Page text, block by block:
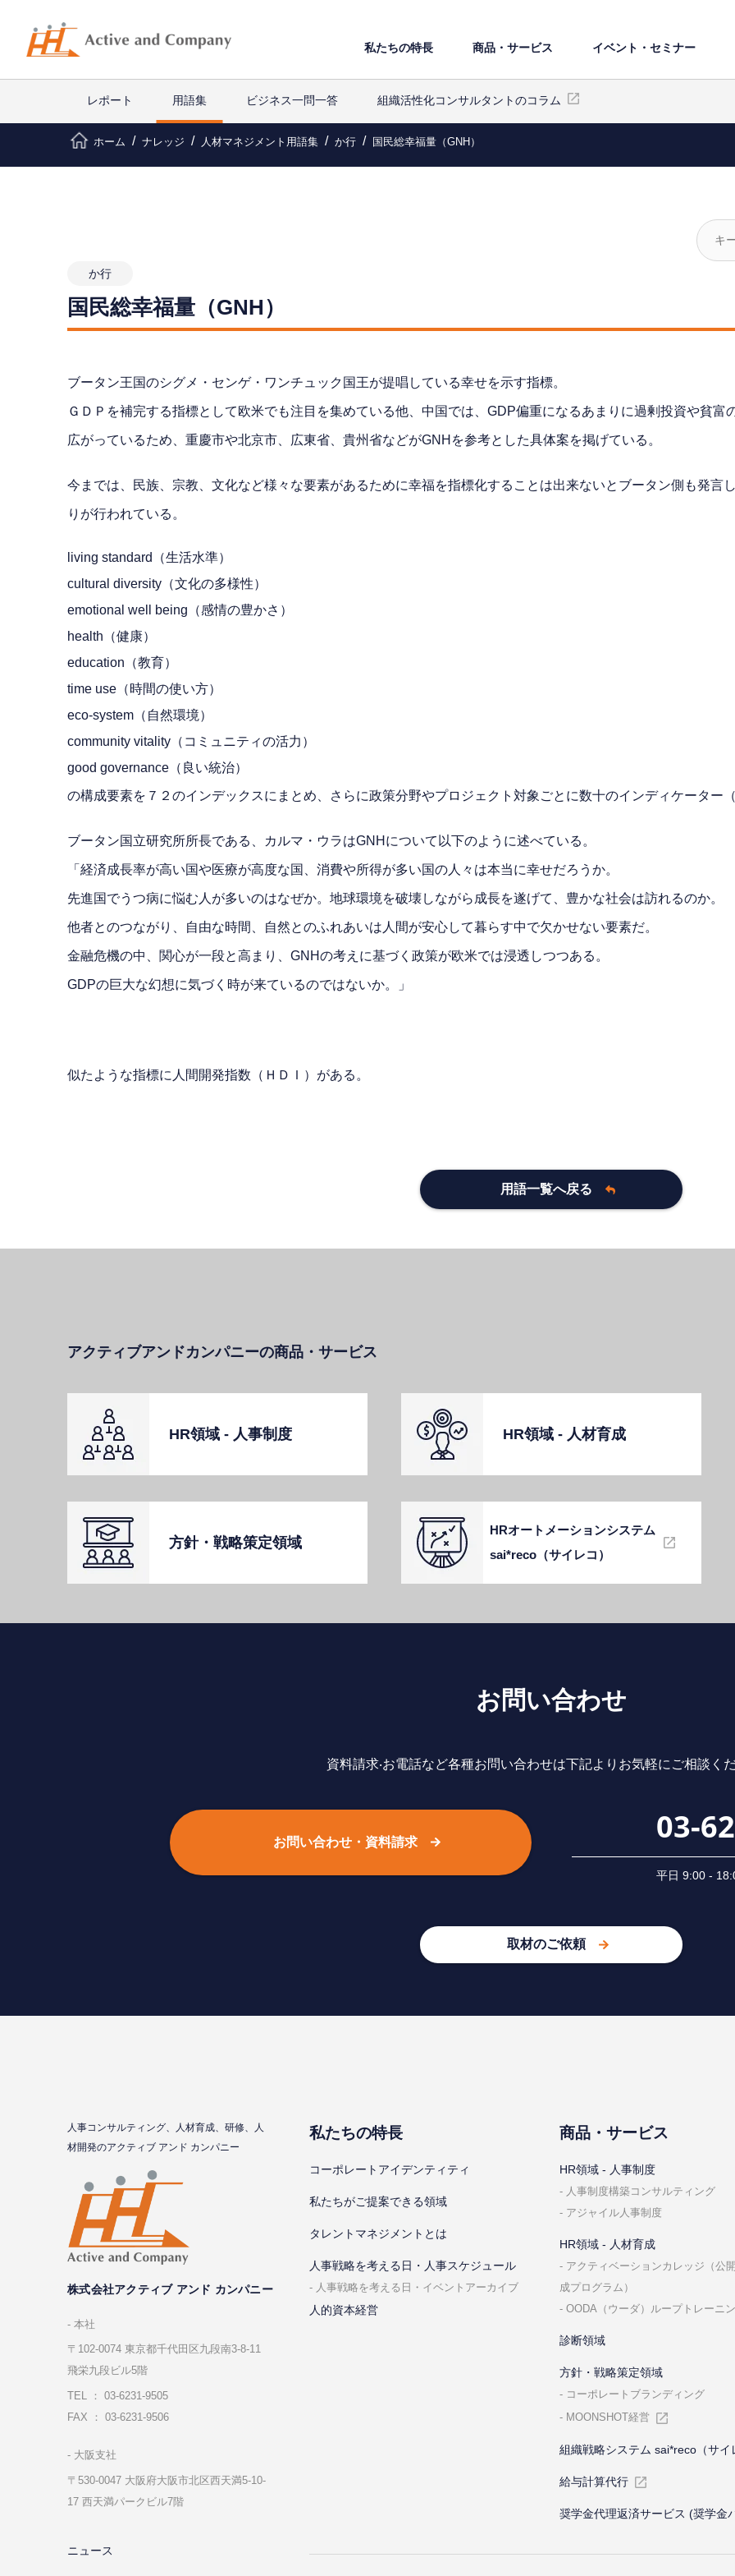
私たちの特⻑ 商品・サービス イベント・セミナー
レポート 用語集 ビジネス一問一答 組織活性化コンサルタントのコラム
ホーム ナレッジ 人材マネジメント用語集 か行 国民総幸福量（GNH）
か行
国民総幸福量（GNH）
ブータン王国のシグメ・センゲ・ワンチュック国王が提唱している幸せを示す指標。
ＧＤＰを補完する指標として欧米でも注目を集めている他、中国では、GDP偏重になるあまりに過剰投資や貧
広がっているため、重慶市や北京市、広東省、貴州省などがGNHを参考とした具体案を掲げている。
今までは、民族、宗教、文化など様々な要素があるために幸福を指標化することは出来ないとブータン側も発言
りが行われている。
living standard（生活水準）
cultural diversity（文化の多様性）
emotional well being（感情の豊かさ）
health（健康）
education（教育）
time use（時間の使い方）
eco-system（自然環境）
community vitality（コミュニティの活力）
good governance（良い統治）
の構成要素を７２のインデックスにまとめ、さらに政策分野やプロジェクト対象ごとに数十のインディケーター
ブータン国立研究所所長である、カルマ・ウラはGNHについて以下のように述べている。
「経済成長率が高い国や医療が高度な国、消費や所得が多い国の人々は本当に幸せだろうか。
先進国でうつ病に悩む人が多いのはなぜか。地球環境を破壊しながら成長を遂げて、豊かな社会は訪れるのか。
他者とのつながり、自由な時間、自然とのふれあいは人間が安心して暮らす中で欠かせない要素だ。
金融危機の中、関心が一段と高まり、GNHの考えに基づく政策が欧米では浸透しつつある。
GDPの巨大な幻想に気づく時が来ているのではないか。」
似たような指標に人間開発指数（ＨＤＩ）がある。
用語一覧へ戻る
アクティブアンドカンパニーの商品・サービス
HR領域 - ⼈事制度 HR領域 - ⼈材育成
⽅針・戦略策定領域
HRオートメーションシステム
sai*reco（サイレコ）
お問い合わせ
資料請求‧お電話など各種お問い合わせは下記よりお気軽にご相談く
お問い合わせ・資料請求 03-
平⽇ 9:00 -
取材のご依頼
⼈事コンサルティング、⼈材育成、研修、⼈
材開発のアクティブ アンド カンパニー
株式会社アクティブ アンド カンパニー
本社
〒102-0074 東京都千代⽥区九段南3-8-11
飛栄九段ビル5階
TEL ： 03-6231-9505
FAX ： 03-6231-9506
⼤阪⽀社
〒530-0047 ⼤阪府⼤阪市北区⻄天満5-10-
17 ⻄天満パークビル7階
ニュース
私たちの特⻑
コーポレートアイデンティティ
私たちがご提案できる領域
タレントマネジメントとは
⼈事戦略を考える⽇・⼈事スケジュール
⼈事戦略を考える⽇・イベントアーカイブ
人的資本経営
商品・サービス
HR領域 - ⼈事制度
⼈事制度構築コンサルティング
アジャイル⼈事制度
HR領域 - ⼈材育成
アクティベーションカレッジ（公
成プログラム）
OODA（ウーダ）ループトレーニ
診断領域
⽅針・戦略策定領域
コーポレートブランディング
MOONSHOT経営
組織戦略システム sai*reco（サイ
給与計算代⾏
奨学金代理返済サービス (奨学金